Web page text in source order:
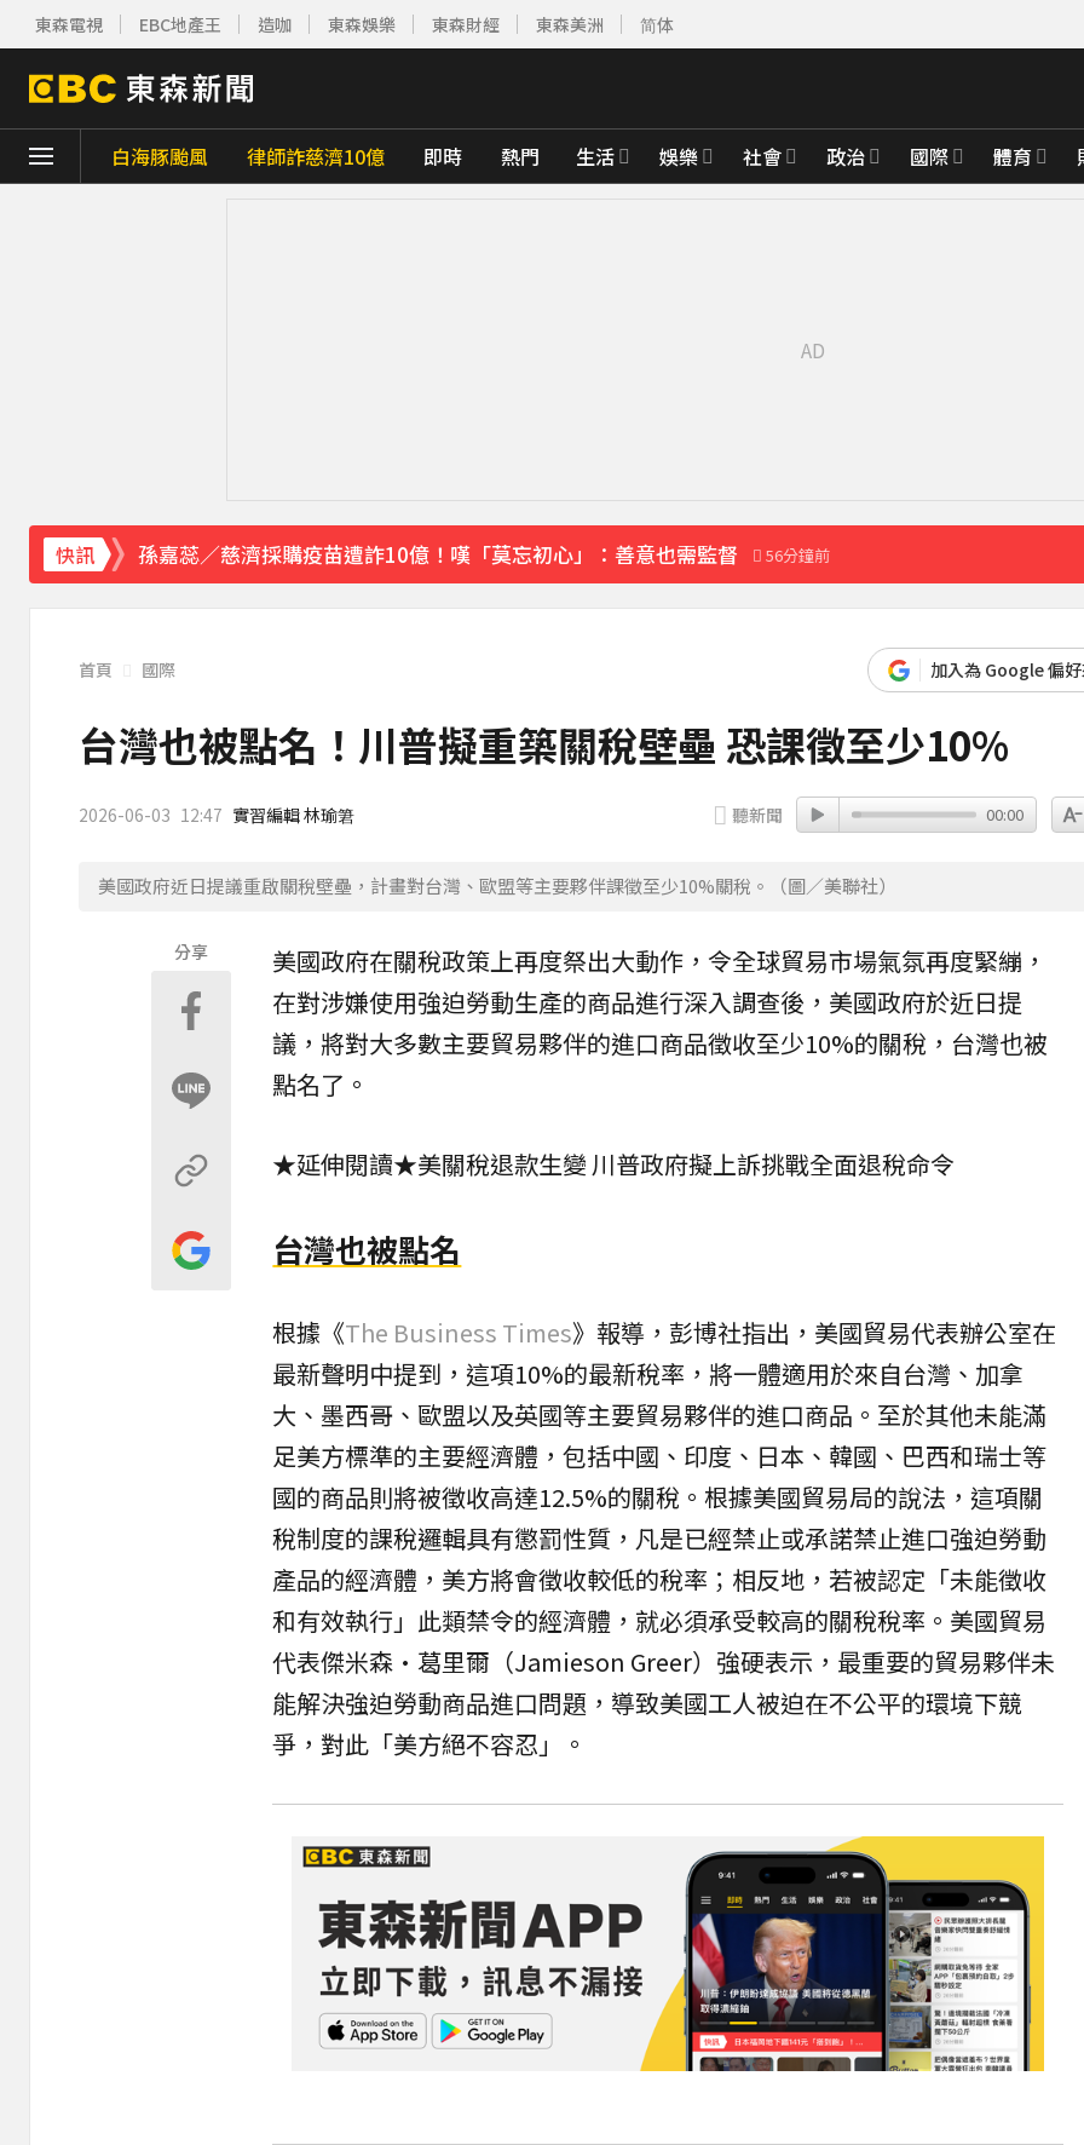
東森電視 EBC地產王 造咖 東森娛樂 東森財經 東森美洲 简体
白海豚颱風 律師詐慈濟10億 即時 熱門 生活 娛樂 社會 政治 國際 體育
快訊 孫嘉蕊／慈濟採購疫苗遭詐10億！嘆「莫忘初心」：善意也需監督 56分鐘前
《理財達人秀》X 安聯投信免費講座報名中！搶先卡位 2027
下載東森App，隨時掌握天下大小事！
宏碁發現兆基內部管理缺失 辭任董事長撤出經營層
32分鐘前
首頁 國際 加入為 Google 偏
台灣也被點名！川普擬重築關稅壁壘 恐課徵至少10%
2026-06-03 12:47 實習編輯 林瑜䇹 聽新聞 00:00
美國政府近日提議重啟關稅壁壘，計畫對台灣、歐盟等主要夥伴課徵至少10%關稅。（圖／美聯社）
分享 美國政府在關稅政策上再度祭出大動作，令全球貿易市場氣氛再度緊繃，
在對涉嫌使用強迫勞動生產的商品進行深入調查後，美國政府於近日提
議，將對大多數主要貿易夥伴的進口商品徵收至少10%的關稅， 台灣也被
點名了。
★延伸閱讀★美關稅退款生變 川普政府擬上訴挑戰全面退稅命令
台灣也被點名
根據《The Business Times》報導，彭博社指出，美國貿易代表辦公室在
最新聲明中提到，這項10%的最新稅率，將一體適用於來自台灣、加拿
大、墨西哥、歐盟以及英國等主要貿易夥伴的進口商品。至於其他未能滿
足美方標準的主要經濟體，包括中國、印度、日本、韓國、巴西和瑞士等
國的商品則將被徵收高達12.5%的關稅。根據美國貿易局的說法，這項關
稅制度的課稅邏輯具有懲罰性質，凡是已經禁止或承諾禁止進口強迫勞動
產品的經濟體，美方將會徵收較低的稅率；相反地，若被認定「未能徵收
和有效執行」此類禁令的經濟體，就必須承受較高的關稅稅率。美國貿易
代表傑米森·葛里爾（Jamieson Greer）強硬表示，最重要的貿易夥伴未
能解決強迫勞動商品進口問題，導致美國工人被迫在不公平的環境下競
爭，對此「美方絕不容忍」。